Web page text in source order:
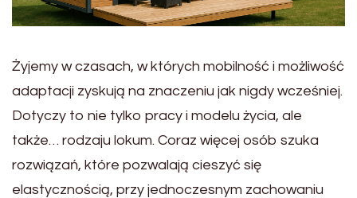
Żyjemy w czasach, w których mobilność i możliwość
adaptacji zyskują na znaczeniu jak nigdy wcześniej.
Dotyczy to nie tylko pracy i modelu życia, ale
także… rodzaju lokum. Coraz więcej osób szuka
rozwiązań, które pozwalają cieszyć się
elastycznością, przy jednoczesnym zachowaniu